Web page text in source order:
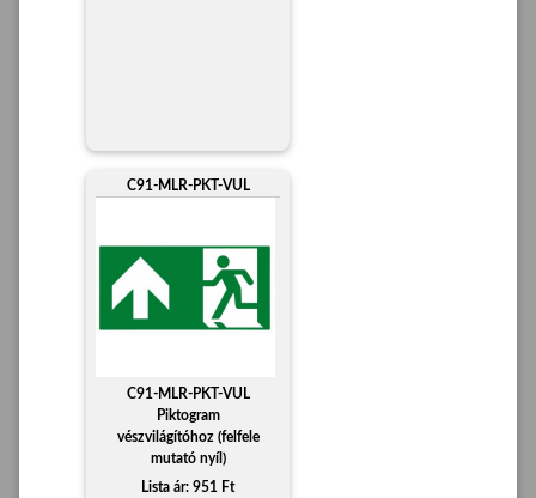
C91-MLR-PKT-VUL
C91-MLR-PKT-VUL
Piktogram
vészvilágítóhoz (felfele
mutató nyíl)
Lista ár: 951 Ft